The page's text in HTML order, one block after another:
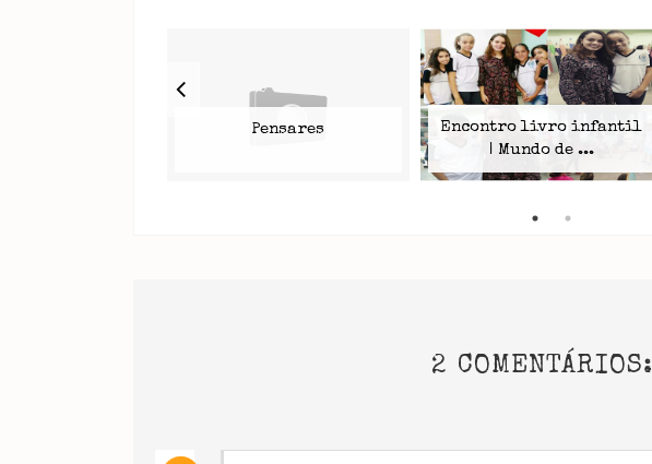
Pensares
Encontro livro infantil
| Mundo de ...
2 COMENTÁRIOS: